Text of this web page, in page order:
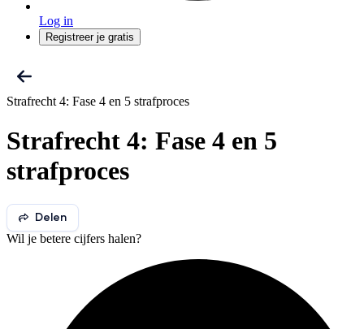
Log in
Registreer je gratis
Strafrecht 4: Fase 4 en 5 strafproces
Strafrecht 4: Fase 4 en 5
strafproces
Delen
Wil je betere cijfers halen?